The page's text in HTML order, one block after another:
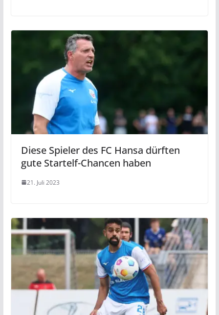
Diese Spieler des FC Hansa dürften
gute Startelf-Chancen haben
21. Juli 2023